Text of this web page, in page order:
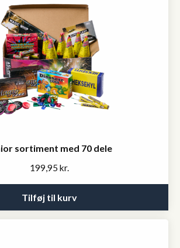
sortiment med 70 dele
199,95 kr.
Tilføj til kurv